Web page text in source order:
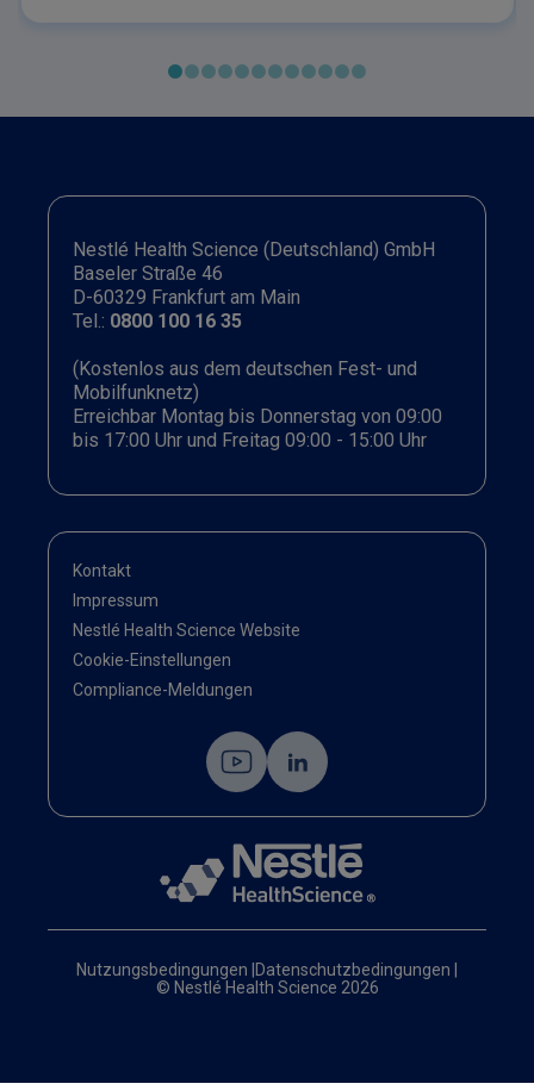
Nestlé Health Science (Deutschland) GmbH
Baseler Straße 46
D-60329 Frankfurt am Main
Tel.: 0800 100 16 35
(Kostenlos aus dem deutschen Fest- und
Mobilfunknetz)
Erreichbar Montag bis Donnerstag von 09:00
bis 17:00 Uhr und Freitag 09:00 - 15:00 Uhr
Kontakt
Impressum
Nestlé Health Science Website
Cookie-Einstellungen
Compliance-Meldungen
Nutzungsbedingungen Datenschutzbedingungen
© Nestlé Health Science 2026